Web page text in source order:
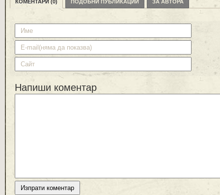
КОМЕНТАРИ (0) ПОДОБНИ ПУБЛИКАЦИИ ЗА АВТОРА
Напиши коментар